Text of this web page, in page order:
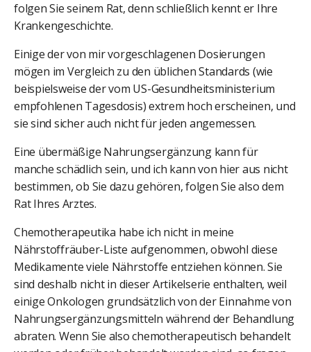
folgen Sie seinem Rat, denn schließlich kennt er Ihre
Krankengeschichte.
Einige der von mir vorgeschlagenen Dosierungen
mögen im Vergleich zu den üblichen Standards (wie
beispielsweise der vom US-Gesundheitsministerium
empfohlenen Tagesdosis) extrem hoch erscheinen, und
sie sind sicher auch nicht für jeden angemessen.
Eine übermäßige Nahrungsergänzung kann für
manche schädlich sein, und ich kann von hier aus nicht
bestimmen, ob Sie dazu gehören, folgen Sie also dem
Rat Ihres Arztes.
Chemotherapeutika habe ich nicht in meine
Nährstoffräuber-Liste aufgenommen, obwohl diese
Medikamente viele Nährstoffe entziehen können. Sie
sind deshalb nicht in dieser Artikelserie enthalten, weil
einige Onkologen grundsätzlich von der Einnahme von
Nahrungsergänzungsmitteln während der Behandlung
abraten. Wenn Sie also chemotherapeutisch behandelt